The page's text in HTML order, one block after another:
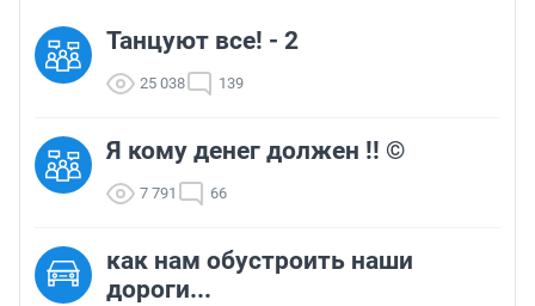
Танцуют все! - 2
25 038 139
Я кому денег должен !! ©
7 791 66
как нам обустроить наши
дороги...